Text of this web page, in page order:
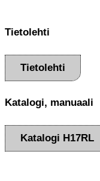
Tietolehti
Tietolehti
Katalogi, manuaali
Katalogi H17RL